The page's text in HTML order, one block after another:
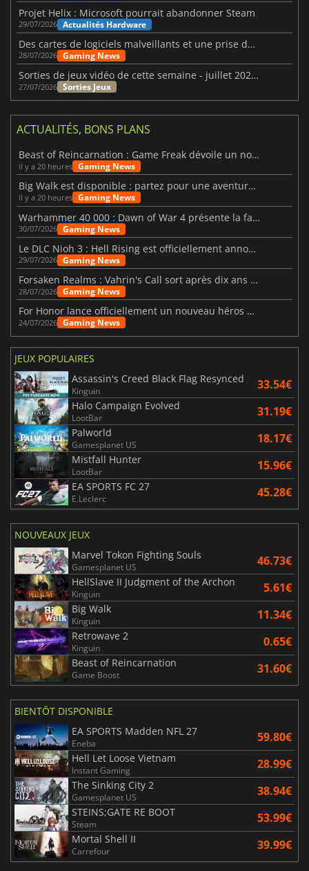
Projet Helix : Microsoft pourrait abandonner Steam
29/07/2026 Actualités Hardware
Des cartes de logiciels malveillants et une prise de contrôle de Discord ont touché Meccha Chameleon
28/07/2026 Gaming News
Sorties de jeux vidéo de cette semaine - juillet 2026 (semaine 31)
27/07/2026 Sorties Jeux
ACTUALITÉS, BONS PLANS
Beast of Reincarnation : Game Freak dévoile un nouveau pari
il y a 20 heures Gaming News
Big Walk est disponible : partez pour une aventure entre amis
il y a 20 heures Gaming News
Warhammer 40 000 : Dawn of War 4 présente la faction des Nécrons
30/07/2026 Gaming News
Le DLC Nioh 3 : Hell Rising est officiellement annoncé
29/07/2026 Gaming News
Forsaken Realms : Vahrin's Call sort après dix ans de développement
28/07/2026 Gaming News
For Honor lance officiellement un nouveau héros nommé Arakure
24/07/2026 Gaming News
JEUX POPULAIRES
Assassin's Creed Black Flag Resynced
Kinguin 33.54€
Halo Campaign Evolved
LootBar 31.19€
Palworld
Gamesplanet US 18.17€
Mistfall Hunter
LootBar 15.96€
EA SPORTS FC 27
E.Leclerc 45.28€
NOUVEAUX JEUX
Marvel Tokon Fighting Souls
Gamesplanet US 46.73€
HellSlave II Judgment of the Archon
Kinguin 5.61€
Big Walk
Kinguin 11.34€
Retrowave 2
Kinguin 0.65€
Beast of Reincarnation
Game Boost 31.60€
BIENTÔT DISPONIBLE
EA SPORTS Madden NFL 27
Eneba 59.80€
Hell Let Loose Vietnam
Instant Gaming 28.99€
The Sinking City 2
Gamesplanet US 38.94€
STEINS;GATE RE BOOT
Steam 53.99€
Mortal Shell II
Carrefour 39.99€